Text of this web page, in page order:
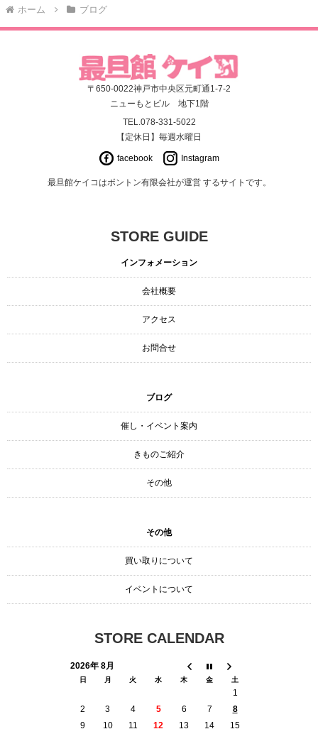
ホーム ブログ
〒650-0022神戸市中央区元町通1-7-2
ニューもとビル 地下1階
TEL.078-331-5022
【定休日】毎週水曜日
facebook Instagram
最旦館ケイコはボントン有限会社が運営 するサイトです。
STORE GUIDE
インフォメーション
会社概要
アクセス
お問合せ
ブログ
催し・イベント案内
きものご紹介
その他
その他
買い取りについて
イベントについて
STORE CALENDAR
2026年 8月
日 月 火 水 木 金 土
1
2
3 4 5 6 7
8
9
10 11 12 13 14 15